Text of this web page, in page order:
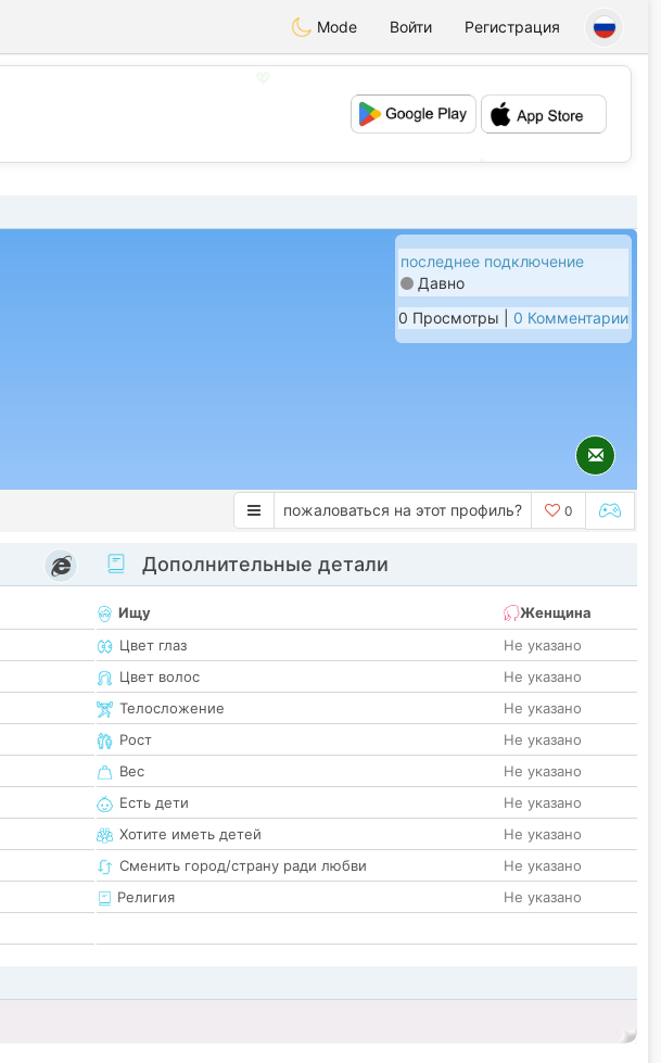
Mode Войти Регистрация
последнее подключение
Давно
0 Просмотры | 0 Комментарии
пожаловаться на этот профиль? 0
Дополнительные детали
Ищу
Женщина
Цвет глаз
Не указано
Цвет волос
Не указано
Телосложение
Не указано
Рост
Не указано
Вес
Не указано
Есть дети
Не указано
Хотите иметь детей
Не указано
Сменить город/страну ради любви
Не указано
Религия
Не указано